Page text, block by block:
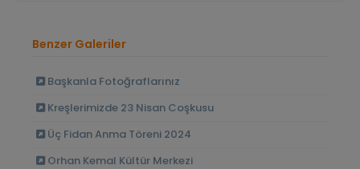
Benzer Galeriler
Başkanla Fotoğraflarınız
Kreşlerimizde 23 Nisan Coşkusu
Üç Fidan Anma Töreni 2024
Orhan Kemal Kültür Merkezi